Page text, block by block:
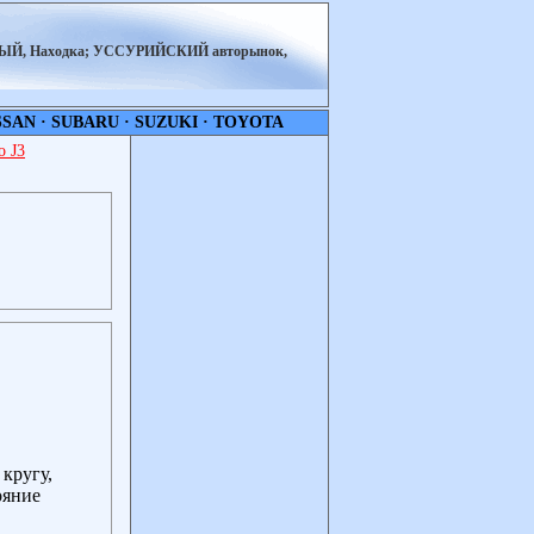
Находка; УССУРИЙСКИЙ авторынок,
· SUBARU· SUZUKI· TOYOTA
J3